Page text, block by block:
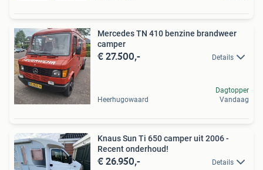
Mercedes TN 410 benzine brandweer
camper
€ 27.500,- Details
Heerhugowaard
Dagtopper
Vandaag
Knaus Sun Ti 650 camper uit 2006 -
Recent onderhoud!
€ 26.950,- Details